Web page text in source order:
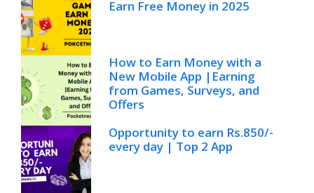
Earn Free Money in 2025
How to Earn Money with a
New Mobile App |Earning
from Games, Surveys, and
Offers
Opportunity to earn Rs.850/-
every day | Top 2 App